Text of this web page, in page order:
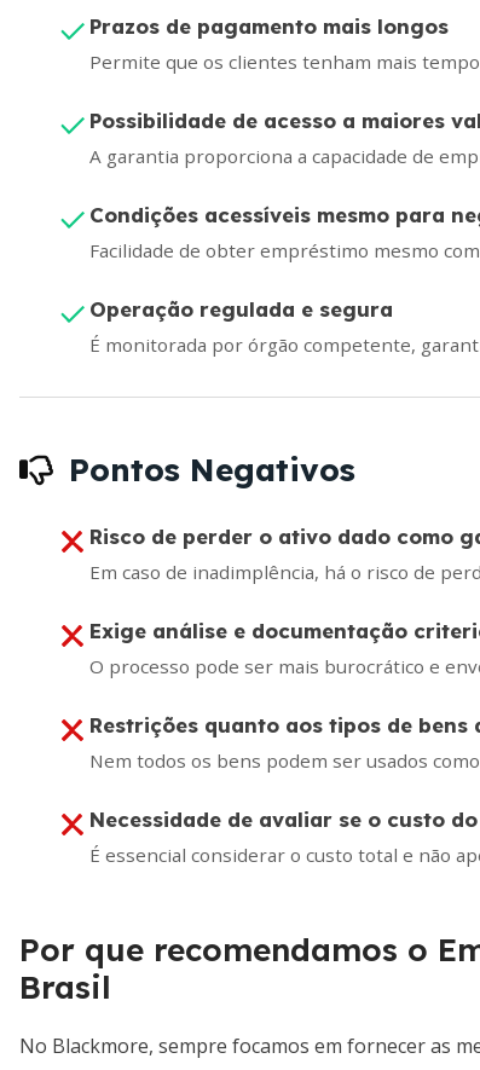
Prazos de pagamento mais longos
Permite que os clientes tenham mais
Possibilidade de acesso a maiores
A garantia proporciona a capacidade de
Condições acessíveis mesmo para
Facilidade de obter empréstimo mesmo
Operação regulada e segura
É monitorada por órgão competente,
Pontos Negativos
Risco de perder o ativo dado como
Em caso de inadimplência, há o risco de
Exige análise e documentação
O processo pode ser mais burocrático e
Restrições quanto aos tipos de
Nem todos os bens podem ser usados
Necessidade de avaliar se o custo
É essencial considerar o custo total e não
Por que recomendamos o
Brasil
No Blackmore, sempre focamos em fornecer as